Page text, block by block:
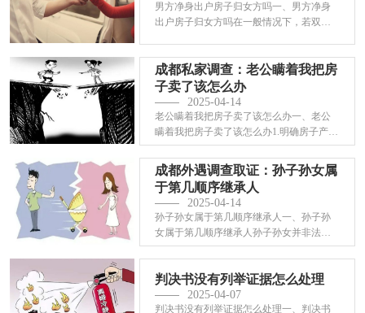
男方净身出户房子归女方吗一、男方净身
出户房子归女方吗在一般情况下，若双方
成都私家调查：老公瞒着我把房
子卖了该怎么办
2025-04-14
老公瞒着我把房子卖了该怎么办一、老公
瞒着我把房子卖了该怎么办1.明确房子产权
归属至···
成都外遇调查取证：孙子孙女属
于第几顺序继承人
2025-04-14
孙子孙女属于第几顺序继承人一、孙子孙
女属于第几顺序继承人孙子孙女并非法定
继承顺序···
判决书没有列举证据怎么处理
2025-04-07
判决书没有列举证据怎么处理一、判决书